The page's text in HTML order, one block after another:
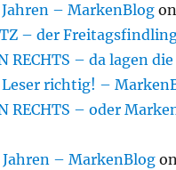
Jahren – MarkenBlog on
– der
RECHTS – da lagen die
richtig! –
RECHTS – oder
Jahren – MarkenBlog